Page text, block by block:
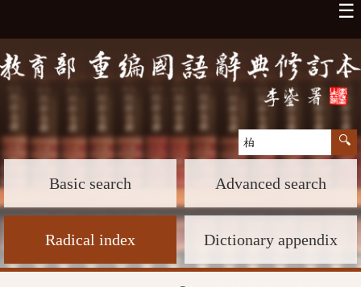
☰
Basic search Advanced search
Radical index Dictionary appendix